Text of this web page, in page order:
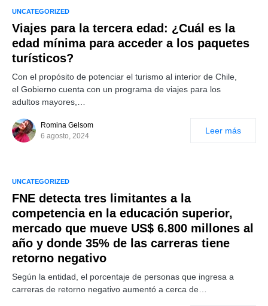
UNCATEGORIZED
Viajes para la tercera edad: ¿Cuál es la
edad mínima para acceder a los paquetes
turísticos?
Con el propósito de potenciar el turismo al interior de Chile,
el Gobierno cuenta con un programa de viajes para los
adultos mayores,…
Romina Gelsom
6 agosto, 2024
Leer más
UNCATEGORIZED
FNE detecta tres limitantes a la
competencia en la educación superior,
mercado que mueve US$ 6.800 millones al
año y donde 35% de las carreras tiene
retorno negativo
Según la entidad, el porcentaje de personas que ingresa a
carreras de retorno negativo aumentó a cerca de…